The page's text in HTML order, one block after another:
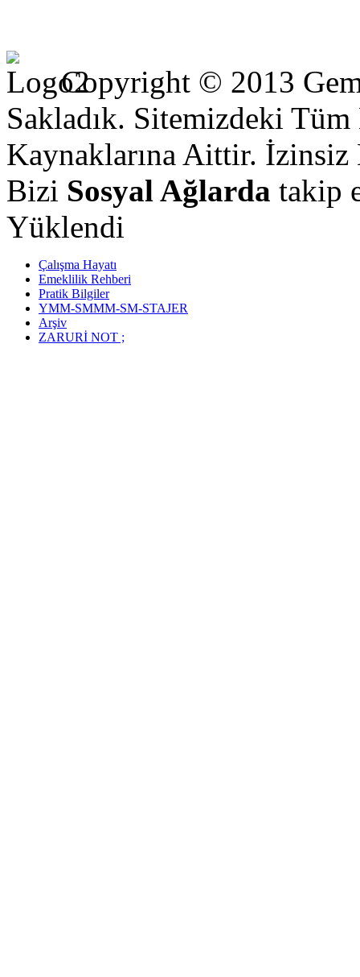
Copyright © 2013
Sakladık. Sitemizdeki Tüm
Kaynaklarına Aittir. İzinsiz
Bizi Sosyal Ağlarda takip
Yüklendi
Çalışma Hayatı
Emeklilik Rehberi
Pratik Bilgiler
YMM-SMMM-SM-STAJER
Arşiv
ZARURİ NOT ;